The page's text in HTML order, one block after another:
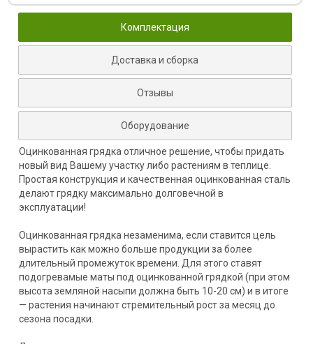
Комплектация
Доставка и сборка
Отзывы
Оборудование
Оцинкованная грядка отличное решение, чтобы придать
новый вид Вашему участку либо растениям в теплице.
Простая конструкция и качественная оцинкованная сталь
делают грядку максимально долговечной в
эксплуатации!
Оцинкованная грядка незаменима, если ставится цель
вырастить как можно больше продукции за более
длительный промежуток времени. Для этого ставят
подогревамые маты под оцинкованной грядкой (при этом
высота земляной насыпи должна быть 10-20 см) и в итоге
— растения начинают стремительный рост за месяц до
сезона посадки.